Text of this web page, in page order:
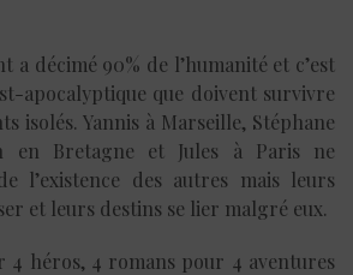
a décimé 90% de l’humanité et c’est
apocalyptique que doivent survivre
isolés. Yannis à Marseille, Stéphane
en Bretagne et Jules à Paris ne
l’existence des autres mais leurs
et leurs destins se lier malgré eux.
4 héros, 4 romans pour 4 aventures